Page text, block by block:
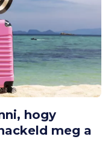
hogy
meg a